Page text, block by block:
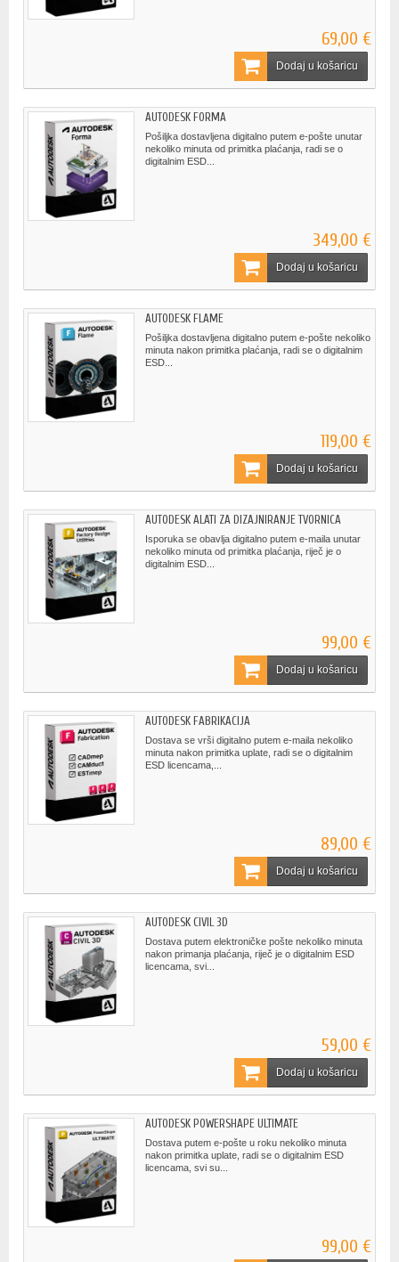
69,00 €
Dodaj u košaricu
AUTODESK FORMA
Pošiljka dostavljena digitalno putem e-pošte unutar
nekoliko minuta od primitka plaćanja, radi se o
digitalnim ESD...
349,00 €
Dodaj u košaricu
AUTODESK FLAME
Pošiljka dostavljena digitalno putem e-pošte nekoliko
minuta nakon primitka plaćanja, radi se o digitalnim
ESD...
119,00 €
Dodaj u košaricu
AUTODESK ALATI ZA DIZAJNIRANJE TVORNICA
Isporuka se obavlja digitalno putem e-maila unutar
nekoliko minuta od primitka plaćanja, riječ je o
digitalnim ESD...
99,00 €
Dodaj u košaricu
AUTODESK FABRIKACIJA
Dostava se vrši digitalno putem e-maila nekoliko
minuta nakon primitka uplate, radi se o digitalnim
ESD licencama,...
89,00 €
Dodaj u košaricu
AUTODESK CIVIL 3D
Dostava putem elektroničke pošte nekoliko minuta
nakon primanja plaćanja, riječ je o digitalnim ESD
licencama, svi...
59,00 €
Dodaj u košaricu
AUTODESK POWERSHAPE ULTIMATE
Dostava putem e-pošte u roku nekoliko minuta
nakon primitka uplate, radi se o digitalnim ESD
licencama, svi su...
99,00 €